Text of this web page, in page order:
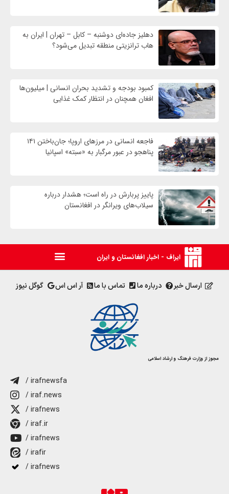
دهلیز جاده‌ای دوشنبه – کابل – تهران | ایران به
هاب ترانزیتی منطقه تبدیل می‌شود؟
کمبود بودجه و تشدید بحران انسانی | میلیون‌ها
افغان همچنان در انتظار کمک غذایی
فاجعه انسانی در مرزهای اروپا؛ جان‌باختن ۱۴۱
پناهجو در عبور مرگبار به «سبته» اسپانیا
پاییز پربارش در راه است؛ هشدار درباره
سیلاب‌های ویرانگر در افغانستان
ایراف - اخبار افغانستان و ایران
ارسال خبر درباره ما تماس با ما آر اس اس گوگل نیوز
مجوز از وزارت فرهنگ و ارشاد اسلامی
/ irafnewsfa
/ iraf.news
/ irafnews
/ iraf.ir
/ irafnews
/ irafir
/ irafnews